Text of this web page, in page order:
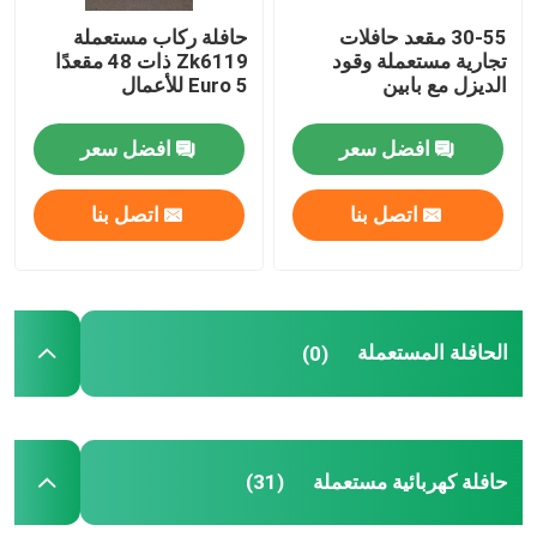
حافلات يوتونغ المستعملة
تويوتا باص مستعمل
الشاحنات المتوسطة المستخدمة
الحافلات المدرسية المستعملة
تستخدم الحافلة السياحية
30-55 مقعد حافلات
تجارية مستعملة وقود
الديزل مع بابين
افضل سعر
اتصل بنا
حافلة ركاب مستعملة
Zk6119 ذات 48 مقعدًا
Euro 5 للأعمال
افضل سعر
اتصل بنا
الحافلة المستعملة (0)
حافلة كهربائية مستعملة (31)